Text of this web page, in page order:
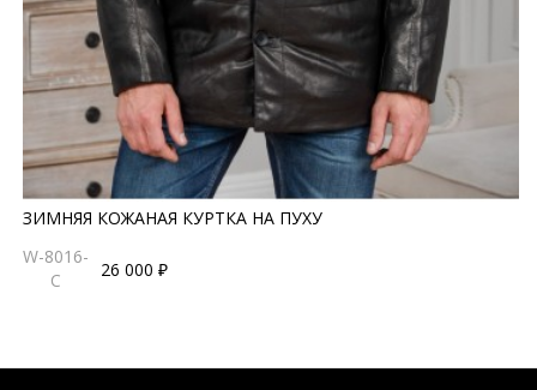
ЗИМНЯЯ КОЖАНАЯ КУРТКА НА ПУХУ
W-8016-
C
26 000 ₽